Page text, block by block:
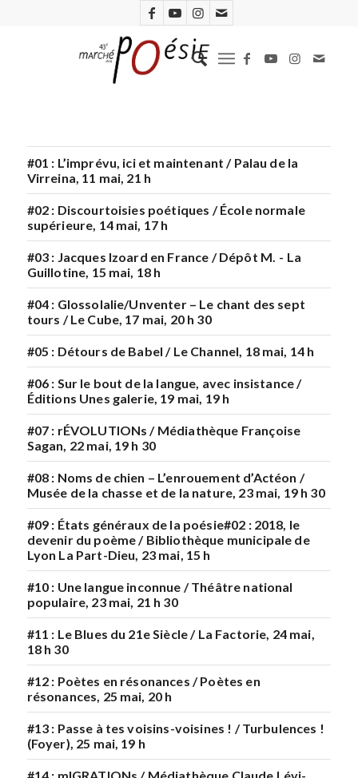
#01 : L’imprévu, ici et maintenant / Palau de la
Virreina, 11 mai, 21 h
#02 : Discourtoisies poétiques / École normale
supérieure, 14 mai, 17 h
#03 : Jacques Izoard en France / Dépôt M. - La
Guillotine, 15 mai, 18 h
#04 : Glossolalie/Unventer – Le chant des sept
tours / Le Cube, 17 mai, 20 h 30
#05 : Détours de Babel / Le Channel, 18 mai, 14 h
#06 : Sur le bout de la langue, avec insistance /
Éditions Unes galerie, 19 mai, 19 h
#07 : rÉVOLUTIONs / Médiathèque Françoise
Sagan, 22 mai, 19 h 30
#08 : Noms de chien – L’enrouement d’Actéon /
Musée de la chasse et de la nature, 23 mai, 19 h 30
#09 : États généraux de la poésie#02 : 2018, le
devenir du poème / Bibliothèque municipale de
Lyon La Part-Dieu, 23 mai, 15 h
#10 : Une langue inconnue / Théâtre national
populaire, 23 mai, 21 h 30
#11 : Le Blues du 21e Siècle / La Factorie, 24 mai,
18 h 30
#12 : Poètes en résonances / Poètes en
résonances, 25 mai, 20 h
#13 : Passe à tes voisins-voisines ! / Turbulences !
(Foyer), 25 mai, 19 h